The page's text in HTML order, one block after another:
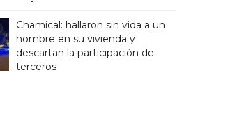
Chamical: hallaron sin vida a un
hombre en su vivienda y
descartan la participación de
terceros